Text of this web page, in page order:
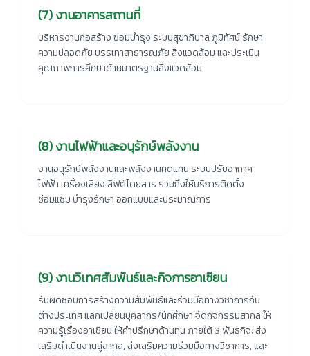
(7) งานอาคารสถานที่
บริหารงานก่อสร้าง ซ่อมบำรุง ระบบสุขาภิบาล ภูมิทัศน์ รักษา
ความปลอดภัย บรรเทาสาธารณภัย สิ่งแวดล้อม และประเมิน
คุณภาพการศึกษาด้านมาตรฐานสิ่งแวดล้อม
(8) งานไฟฟ้าและอนุรักษ์พลังงาน
งานอนุรักษ์พลังงานและพลังงานทดแทน ระบบปรับอากาศ
ไฟฟ้า เครื่องเสียง ลิฟต์โดยสาร รวมถึงให้บริการติดตั้ง
ซ่อมแซม บำรุงรักษา ออกแบบและประมาณการ
(9) งานวิเทศสัมพันธ์และกิจการอาเซียน
รับผิดชอบการสร้างความสัมพันธ์และร่วมมือทางวิชาการกับ
ต่างประเทศ แลกเปลี่ยนบุคลากร/นักศึกษา จัดกิจกรรมสากล ให้
ความรู้เรื่องอาเซียน ให้คำปรึกษาด้านทุน ภายใต้ 3 พันธกิจ: ส่ง
เสริมดำเนินงานสู่สากล, ส่งเสริมความร่วมมือทางวิชาการ, และ